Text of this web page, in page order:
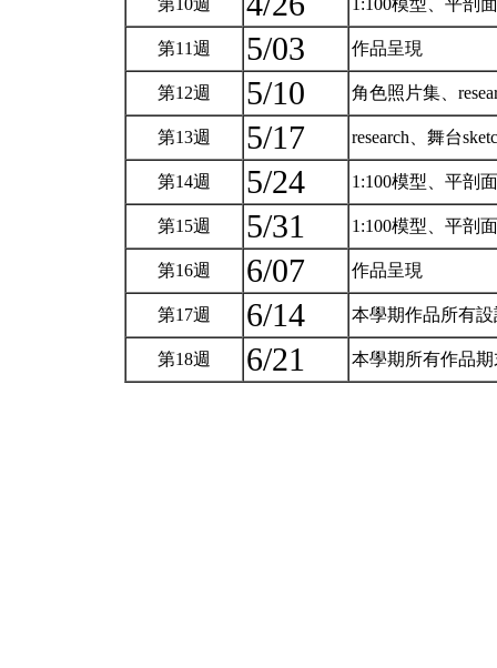
第10週 1:100模型、平剖
第11週 5/03 作品呈現
第12週 5/10 角色照片集、
第13週 5/17 research、舞台
第14週 5/24 1:100模型、平剖
第15週 5/31 1:100模型、平剖
第16週 6/07 作品呈現
第17週 6/14 本學期作品所有
第18週 6/21 本學期所有作品